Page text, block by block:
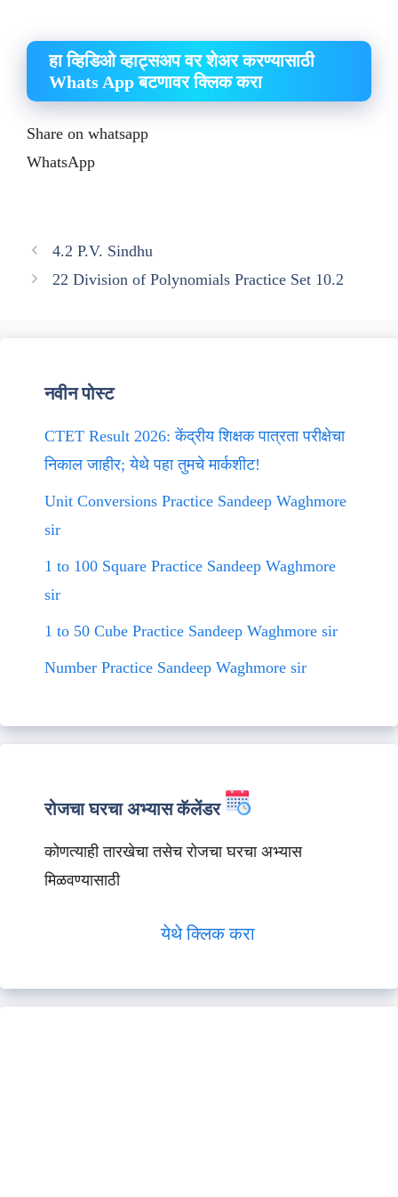
हा व्हिडिओ व्हाट्सअप वर शेअर करण्यासाठी
Whats App बटणावर क्लिक करा
Share on whatsapp
WhatsApp
4.2 P.V. Sindhu
22 Division of Polynomials Practice Set 10.2
नवीन पोस्ट
CTET Result 2026: केंद्रीय शिक्षक पात्रता परीक्षेचा
निकाल जाहीर; येथे पहा तुमचे मार्कशीट!
Unit Conversions Practice Sandeep Waghmore
sir
1 to 100 Square Practice Sandeep Waghmore
sir
1 to 50 Cube Practice Sandeep Waghmore sir
Number Practice Sandeep Waghmore sir
रोजचा घरचा अभ्यास कॅलेंडर
कोणत्याही तारखेचा तसेच रोजचा घरचा अभ्यास
मिळवण्यासाठी
येथे क्लिक करा